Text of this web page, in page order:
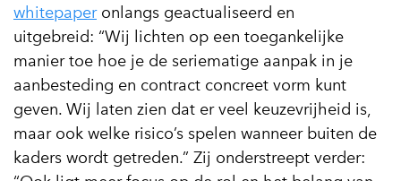
whitepaperonlangs geactualiseerd en
uitgebreid: “Wij lichten op een toegankelijke
manier toe hoe je de seriematige aanpak in je
aanbesteding en contract concreet vorm kunt
geven. Wij laten zien dat er veel keuzevrijheid is,
maar ook welke risico’s spelen wanneer buiten de
kaders wordt getreden.” Zij onderstreept verder: